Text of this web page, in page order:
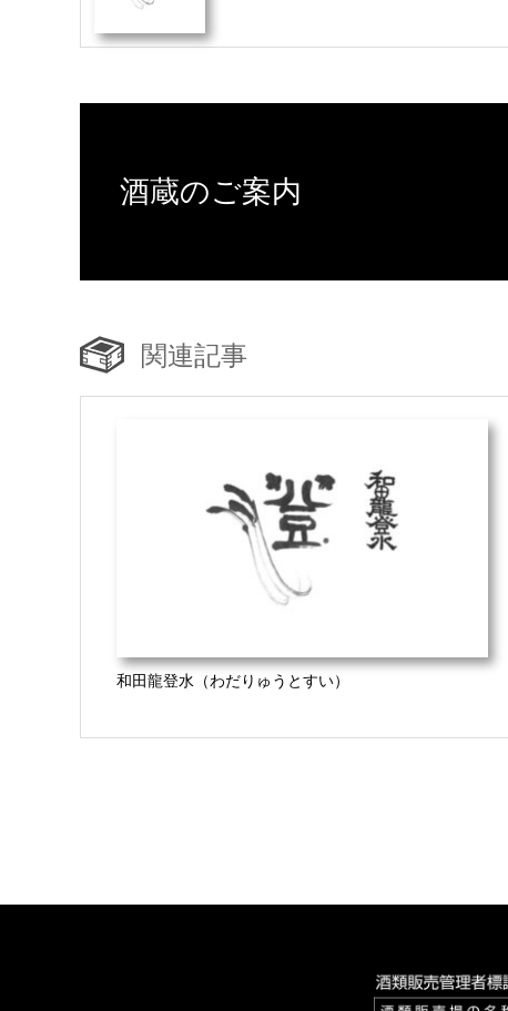
酒蔵のご案内
関連記事
和田龍登水（わだりゅうとすい）